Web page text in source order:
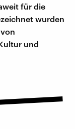
für die
wurden
und